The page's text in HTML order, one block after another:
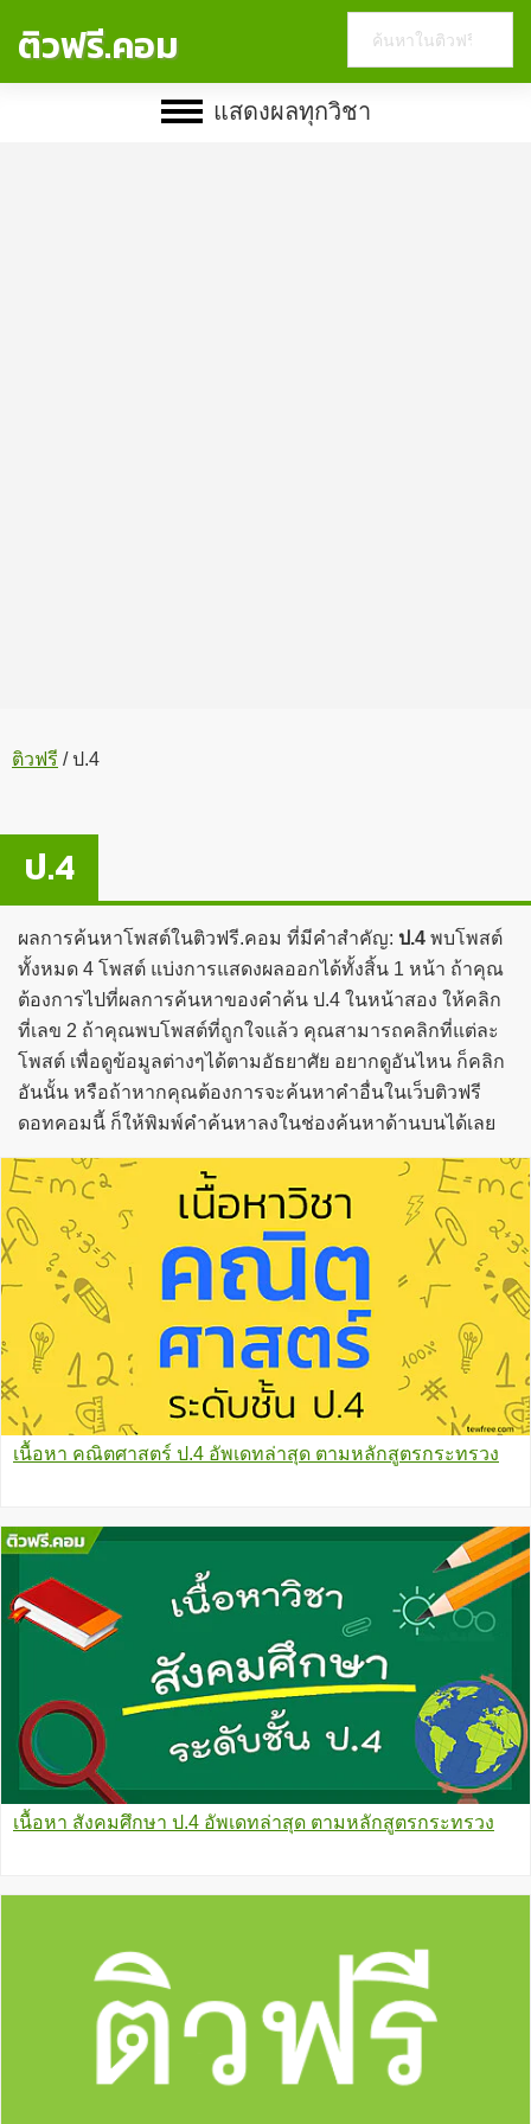
ติวฟรี.คอม
website
แสดงผลทุกวิชา
ติวฟรี /ป.4
ป.4
ผลการค้นหาโพสต์ในติวฟรี.คอม ที่มีคำสำคัญ: ป.4 พบโพสต์
ทั้งหมด 4 โพสต์ แบ่งการแสดงผลออกได้ทั้งสิ้น 1 หน้า ถ้าคุณ
ต้องการไปที่ผลการค้นหาของคำค้น ป.4 ในหน้าสอง ให้คลิก
ที่เลข 2 ถ้าคุณพบโพสต์ที่ถูกใจแล้ว คุณสามารถคลิกที่แต่ละ
โพสต์ เพื่อดูข้อมูลต่างๆได้ตามอัธยาศัย อยากดูอันไหน ก็คลิก
อันนั้น หรือถ้าหากคุณต้องการจะค้นหาคำอื่นในเว็บติวฟรี
ดอทคอมนี้ ก็ให้พิมพ์คำค้นหาลงในช่องค้นหาด้านบนได้เลย
เนื้อหา คณิตศาสตร์ ป.4 อัพเดทล่าสุด ตามหลักสูตรกระทรวง
เนื้อหา สังคมศึกษา ป.4 อัพเดทล่าสุด ตามหลักสูตรกระทรวง